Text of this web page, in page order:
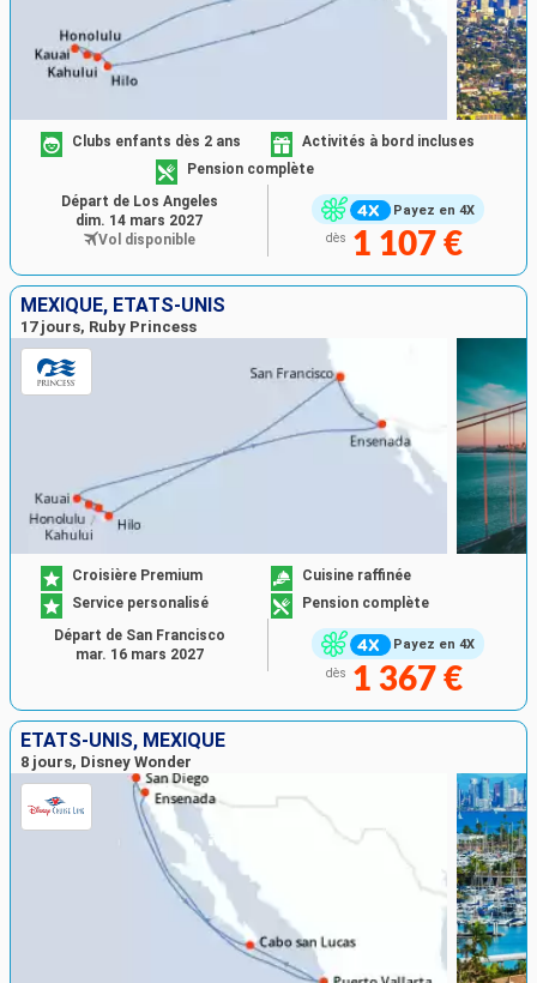
Payez en 4X
Clubs enfants dès 2 ans
Activités à bord incluses
Pension complète
dès 1 107 €
Départ de Los Angeles
dim. 14 mars 2027
Vol disponible
MEXIQUE, ÉTATS-UNIS
17 jours, Ruby Princess
Payez en 4X
Croisière Premium
Cuisine raffinée
Service personalisé
Pension complète
dès 1 367 €
Départ de San Francisco
mar. 16 mars 2027
ÉTATS-UNIS, MEXIQUE
8 jours, Disney Wonder